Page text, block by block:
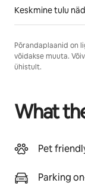
Keskmine tulu
Põrandaplaanid on
võidakse muuta.
ühistult.
What
Pet
Parking